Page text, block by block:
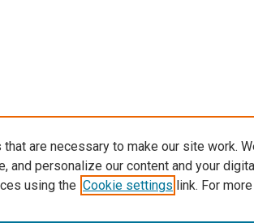
are necessary to make our site work.
and personalize our content and your
using the Cookie settings link. For